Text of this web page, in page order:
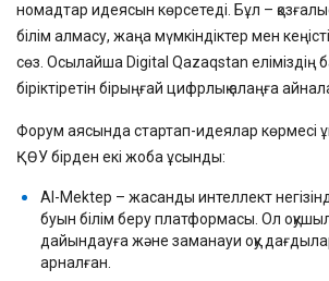
номадтар идеясын көрсетеді. Бұл –
білім алмасу, жаңа мүмкіндіктер мен
сөз. Осылайша Digital Qazaqstan еліміздің
біріктіретін бірыңғай цифрлық алаңға
Форум аясында стартап-идеялар көрмесі
ҚӨУ бірден екі жоба ұсынды:
AI-Mektep – жасанды интеллект
буын білім беру платформасы. Ол
дайындауға және заманауи оқу
арналған.